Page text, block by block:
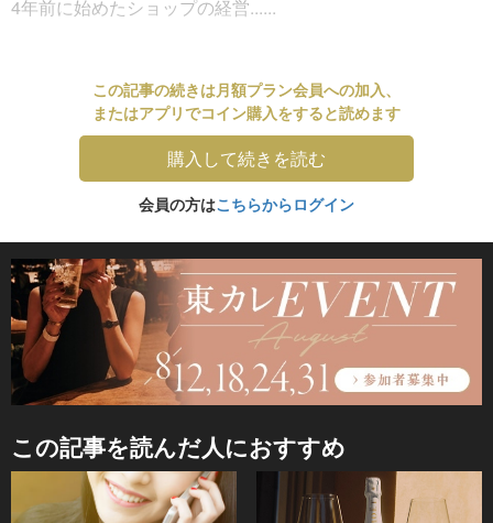
4年前に始めたショップの経営......
この記事の続きは月額プラン会員への加入、
またはアプリでコイン購入をすると読めます
購入して続きを読む
会員の方はこちらからログイン
この記事を読んだ人におすすめ